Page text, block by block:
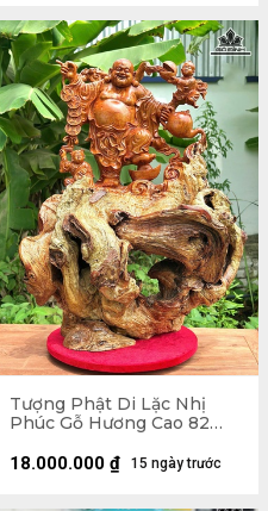
Tượng Phật Di Lặc Nhị
Phúc Gỗ Hương Cao 82
15 ngày trước
18.000.000 ₫